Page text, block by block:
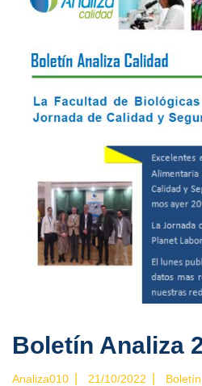
Boletín Analiza
Analiza010 21/10/2022